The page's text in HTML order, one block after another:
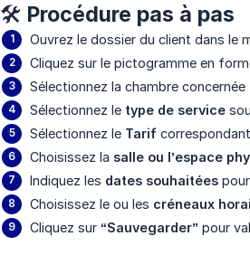
🛠️ Procédure pas à pas
Ouvrez le dossier du client dans le
Cliquez sur le pictogramme en
Sélectionnez la chambre concernée
Sélectionnez le type de service
Sélectionnez le Tarif
Choisissez la salle ou l’espace
Indiquez les dates souhaitées
Choisissez le ou les créneaux
Cliquez sur “Sauvegarder” pour